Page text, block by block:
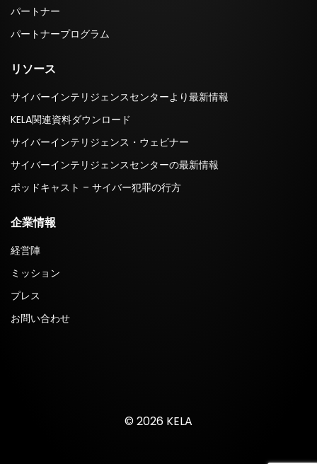
パートナー
パートナープログラム
リソース
サイバーインテリジェンスセンターより最新情報
KELA関連資料ダウンロード
サイバーインテリジェンス・ウェビナー
サイバーインテリジェンスセンターの最新情報
ポッドキャスト – サイバー犯罪の行方
企業情報
経営陣
ミッション
プレス
お問い合わせ
© 2026 KELA